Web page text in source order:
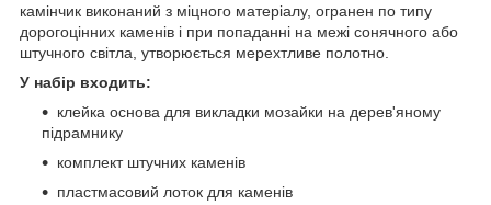
камінчик виконаний з міцного матеріалу, огранен по типу
дорогоцінних каменів і при попаданні на межі сонячного або
штучного світла, утворюється мерехтливе полотно.
У набір входить:
клейка основа для викладки мозайки на дерев'яному
підрамнику
комплект штучних каменів
пластмасовий лоток для каменів